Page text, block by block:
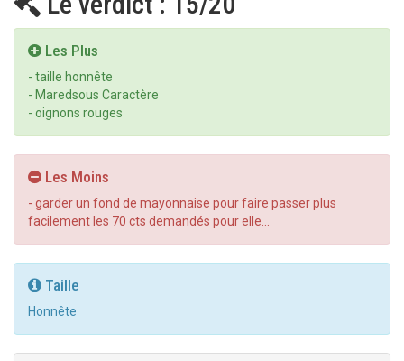
Les Plus
- taille honnête
- Maredsous Caractère
- oignons rouges
Les Moins
- garder un fond de mayonnaise pour faire passer plus
facilement les 70 cts demandés pour elle...
Taille
Honnête